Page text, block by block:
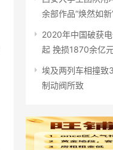
余部作品“焕然如新
2020年中国破获
起 挽损1870余亿
埃及两列车相撞致
制动阀所致